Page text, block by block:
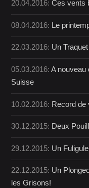
20.04.2016:Ces vents
08.04.2016: Le
22.03.2016: Un
05.03.2016:A nouveau
Suisse
10.02.2016: Record de
30.12.2015: Deux
29.12.2015: Un
22.12.2015: Un
les Grisons!